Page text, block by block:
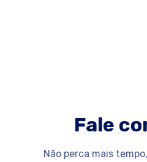
Fale
Não perca mais